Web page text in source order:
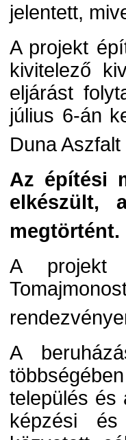
jelentett,
A projekt
kivitelező
eljárást
július 6-án
Duna
Az építési
elkészült,
megtörtént.
A projekt
A
település és
képzési és